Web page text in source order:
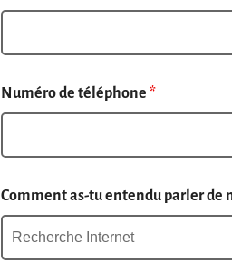
Numéro de téléphone*
Comment as-tu entendu parler de